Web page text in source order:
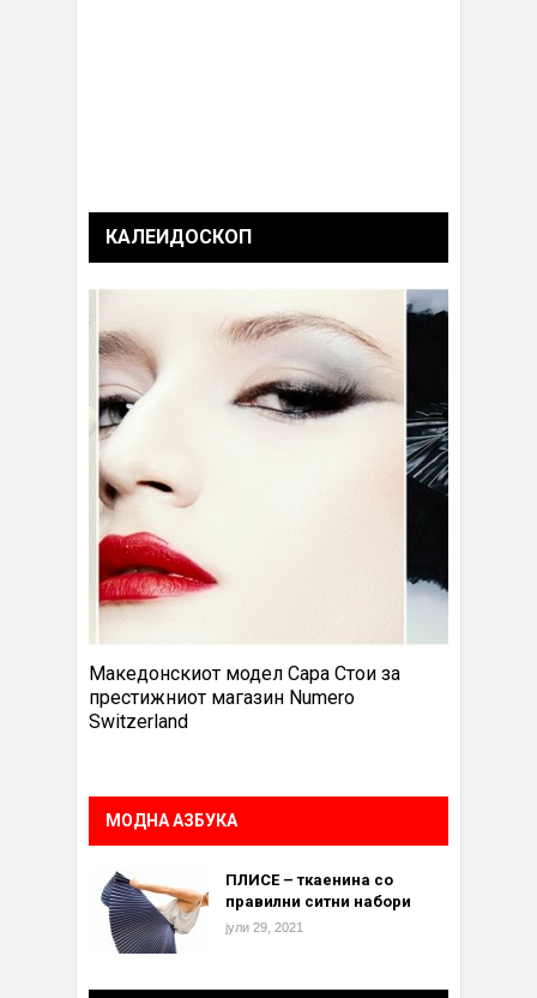
КАЛЕИДОСКОП
Македонскиот модел Сара Стои за
престижниот магазин Numero
Switzerland
МОДНА АЗБУКА
ПЛИСЕ – ткаенина со
правилни ситни набори
јули 29, 2021